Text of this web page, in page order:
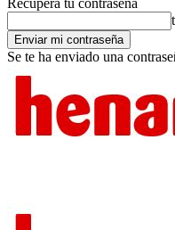
Recupera tu contraseña
Se te ha enviado una